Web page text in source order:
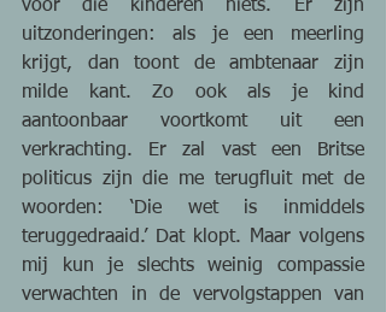
voor die kinderen niets. Er zijn
uitzonderingen: als je een meerling
krijgt, dan toont de ambtenaar zijn
milde kant. Zo ook als je kind
aantoonbaar voortkomt uit een
verkrachting. Er zal vast een Britse
politicus zijn die me terugfluit met de
woorden: ‘Die wet is inmiddels
teruggedraaid.’ Dat klopt. Maar volgens
mij kun je slechts weinig compassie
verwachten in de vervolgstappen van